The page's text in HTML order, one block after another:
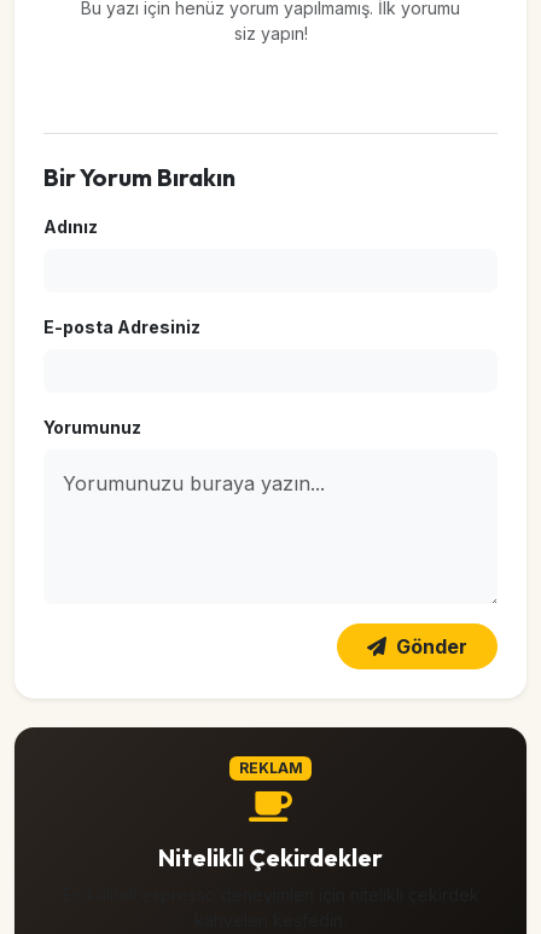
Bu yazı için henüz yorum yapılmamış. İlk yorumu
siz yapın!
Bir Yorum Bırakın
Adınız
E-posta Adresiniz
Yorumunuz
Gönder
REKLAM
Nitelikli Çekirdekler